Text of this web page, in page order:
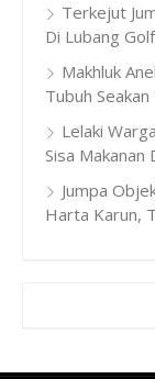
Terkejut
Di Lubang Golf
Makhluk
Tubuh
Lelaki
Sisa Makanan
Jumpa
Harta Karun,